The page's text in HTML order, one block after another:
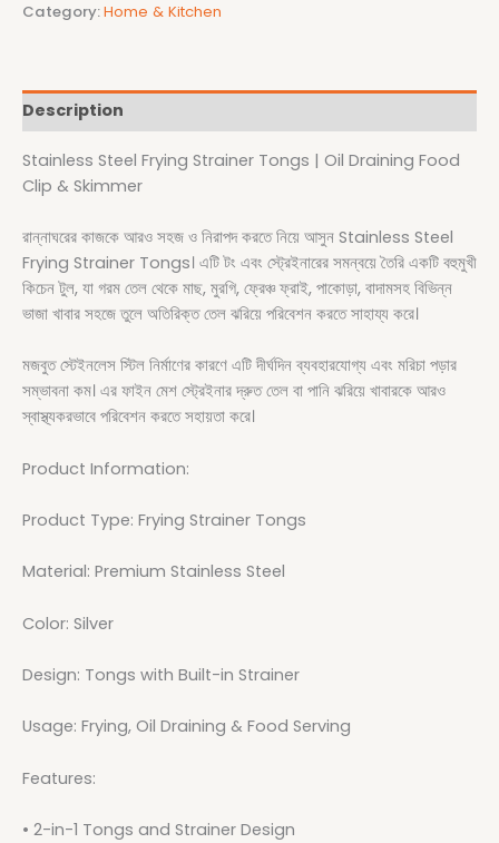
Category:Home & Kitchen
Description
Stainless Steel Frying Strainer Tongs | Oil Draining Food
Clip & Skimmer
রান্নাঘরের কাজকে আরও সহজ ও নিরাপদ করতে নিয়ে আসুন Stainless Steel
Frying Strainer Tongs। এটি টং এবং স্ট্রেইনারের সমন্বয়ে তৈরি একটি বহুমুখী
কিচেন টুল, যা গরম তেল থেকে মাছ, মুরগি, ফ্রেঞ্চ ফ্রাই, পাকোড়া, বাদামসহ বিভিন্ন
ভাজা খাবার সহজে তুলে অতিরিক্ত তেল ঝরিয়ে পরিবেশন করতে সাহায্য করে।
মজবুত স্টেইনলেস স্টিল নির্মাণের কারণে এটি দীর্ঘদিন ব্যবহারযোগ্য এবং মরিচা পড়ার
সম্ভাবনা কম। এর ফাইন মেশ স্ট্রেইনার দ্রুত তেল বা পানি ঝরিয়ে খাবারকে আরও
স্বাস্থ্যকরভাবে পরিবেশন করতে সহায়তা করে।
Product Information:
Product Type: Frying Strainer Tongs
Material: Premium Stainless Steel
Color: Silver
Design: Tongs with Built-in Strainer
Usage: Frying, Oil Draining & Food Serving
Features:
• 2-in-1 Tongs and Strainer Design